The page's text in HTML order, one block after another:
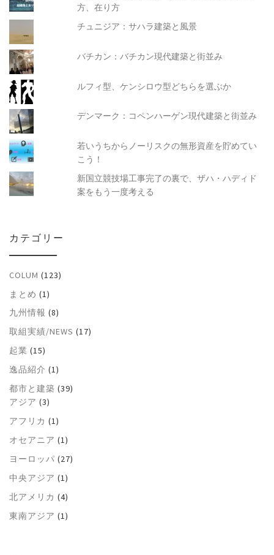
方、在り方
チュニジア：サハラ建築と風景
バチカン：バチカン現代建築と街並み
ルフィ型、ケンシロウ型どちらを選ぶか
デンマーク：コペンハーゲン現代建築と街並み
若いうちからノーリスクの無形資産を貯めてい
こう！
新国立競技場工事完了の裏で、ザハ・ハディド
案をもう一度考える
カテゴリー
COLUM (123)
まとめ (1)
九州情報 (8)
取組実績/NEWS (17)
起業 (15)
逸品紹介 (1)
都市と建築 (39)
アジア (3)
アフリカ (1)
オセアニア (1)
ヨーロッパ (27)
中央アジア (1)
北アメリカ (4)
東南アジア (1)